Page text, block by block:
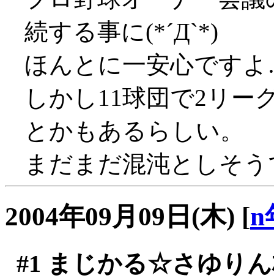
続する事に(*´Д`*)
ほんとに一安心です
しかし11球団で2リー
とかもあるらしい。
まだまだ混沌としそ
2004年09月09日(木) [n
#1 まじかる☆さゆり